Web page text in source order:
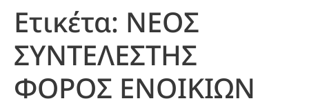
Ετικέτα: ΝΕΟΣ
ΣΥΝΤΕΛΕΣΤΗΣ
ΦΟΡΟΣ ΕΝΟΙΚΙΩΝ